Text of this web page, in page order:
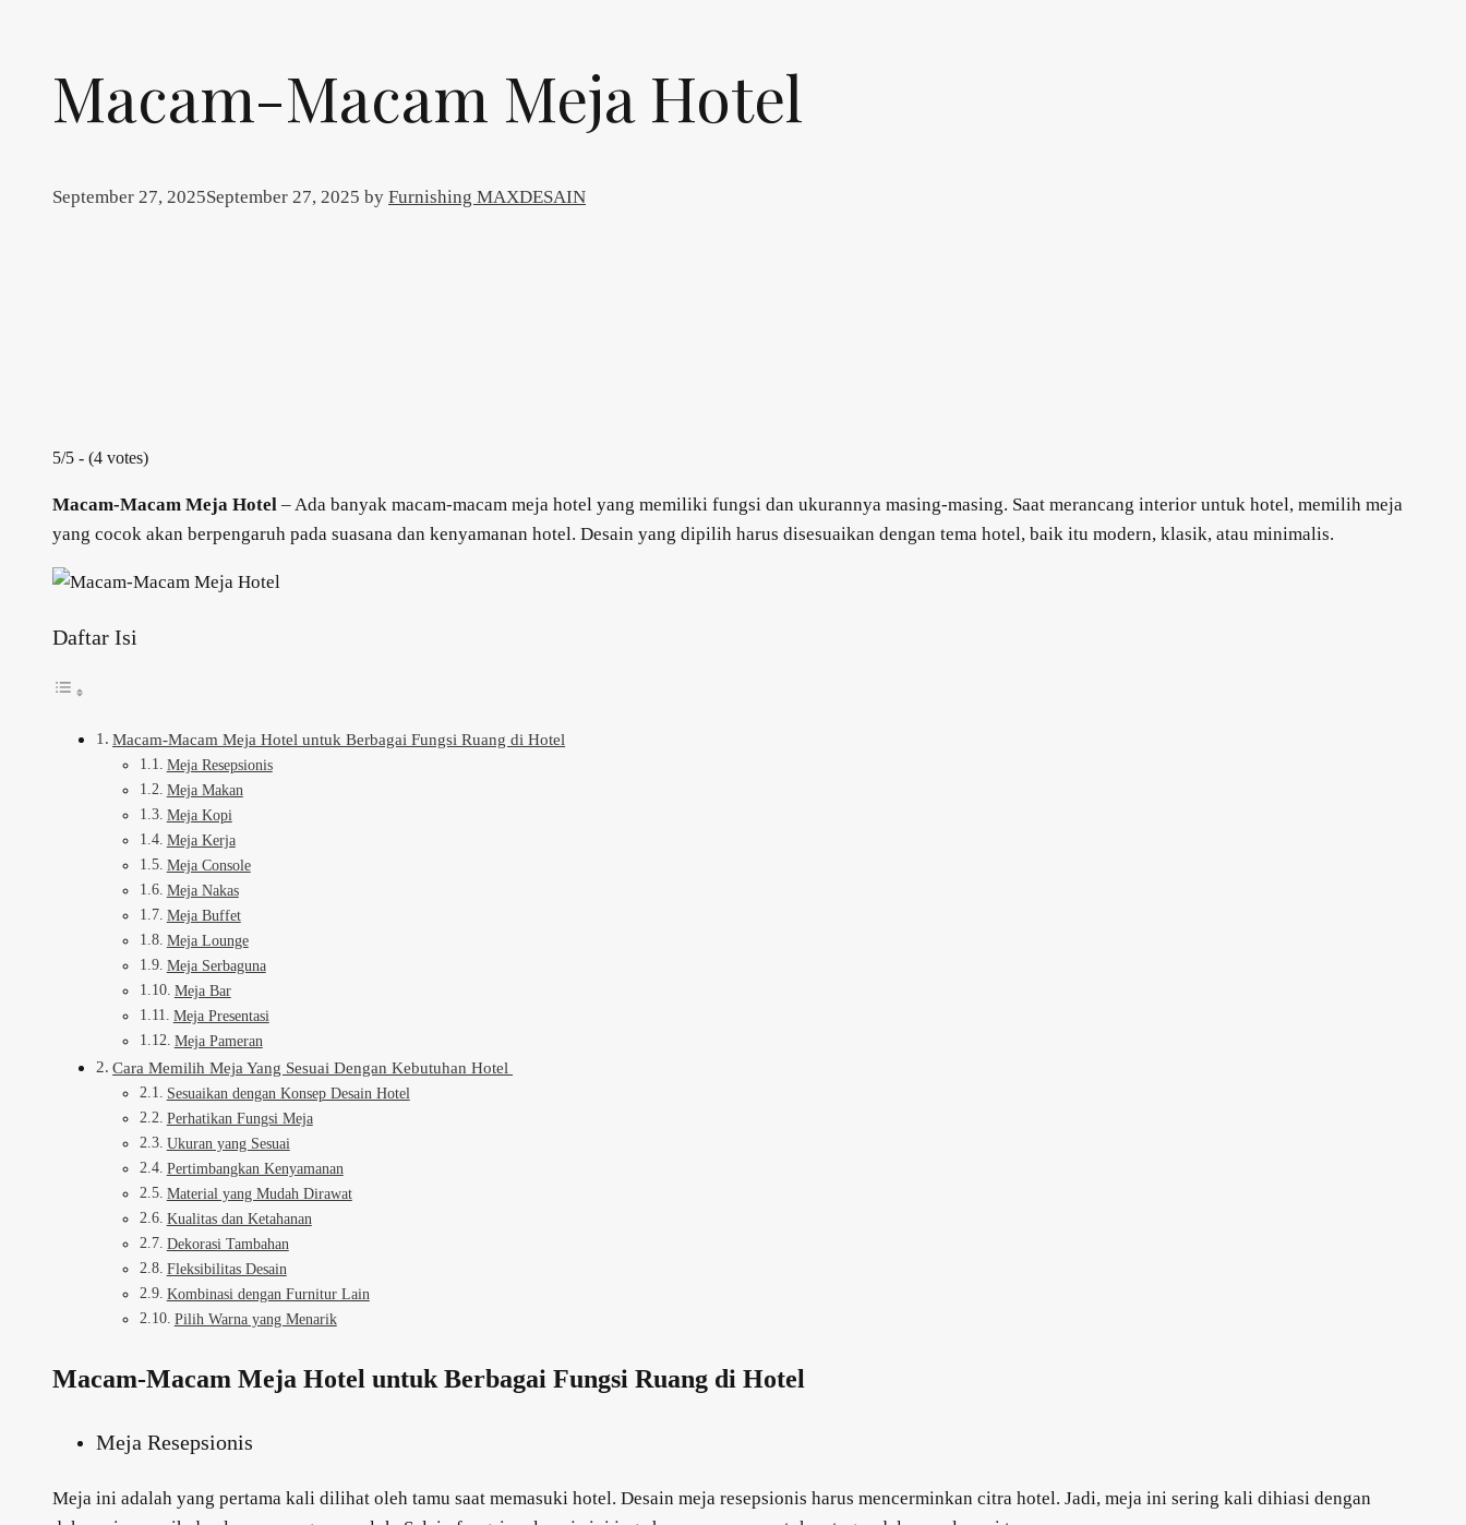
Macam-Macam Meja Hotel
September 27, 2025September 27, 2025 by Furnishing MAXDESAIN
5/5 - (4 votes)
Macam-Macam Meja Hotel – Ada banyak macam-macam meja hotel yang memiliki fungsi dan ukurannya masing-masing. Saat merancang interior untuk hotel, memilih meja
yang cocok akan berpengaruh pada suasana dan kenyamanan hotel. Desain yang dipilih harus disesuaikan dengan tema hotel, baik itu modern, klasik, atau minimalis.
Daftar Isi
Macam-Macam Meja Hotel untuk Berbagai Fungsi Ruang di Hotel
Meja Resepsionis
Meja Makan
Meja Kopi
Meja Kerja
Meja Console
Meja Nakas
Meja Buffet
Meja Lounge
Meja Serbaguna
Meja Bar
Meja Presentasi
Meja Pameran
Cara Memilih Meja Yang Sesuai Dengan Kebutuhan Hotel
Sesuaikan dengan Konsep Desain Hotel
Perhatikan Fungsi Meja
Ukuran yang Sesuai
Pertimbangkan Kenyamanan
Material yang Mudah Dirawat
Kualitas dan Ketahanan
Dekorasi Tambahan
Fleksibilitas Desain
Kombinasi dengan Furnitur Lain
Pilih Warna yang Menarik
Macam-Macam Meja Hotel untuk Berbagai Fungsi Ruang di Hotel
Meja Resepsionis
Meja ini adalah yang pertama kali dilihat oleh tamu saat memasuki hotel. Desain meja resepsionis harus mencerminkan citra hotel. Jadi, meja ini sering kali dihiasi dengan